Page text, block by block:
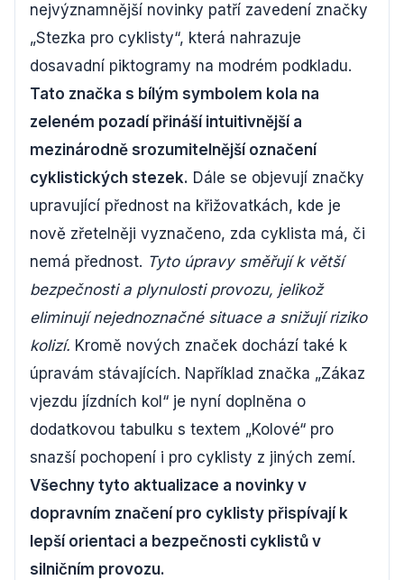
nejvýznamnější novinky patří zavedení značky
„Stezka pro cyklisty“, která nahrazuje
dosavadní piktogramy na modrém podkladu.
Tato značka s bílým symbolem kola na
zeleném pozadí přináší intuitivnější a
mezinárodně srozumitelnější označení
cyklistických stezek. Dále se objevují značky
upravující přednost na křižovatkách, kde je
nově zřetelněji vyznačeno, zda cyklista má, či
nemá přednost. Tyto úpravy směřují k větší
bezpečnosti a plynulosti provozu, jelikož
eliminují nejednoznačné situace a snižují riziko
kolizí. Kromě nových značek dochází také k
úpravám stávajících. Například značka „Zákaz
vjezdu jízdních kol“ je nyní doplněna o
dodatkovou tabulku s textem „Kolové“ pro
snazší pochopení i pro cyklisty z jiných zemí.
Všechny tyto aktualizace a novinky v
dopravním značení pro cyklisty přispívají k
lepší orientaci a bezpečnosti cyklistů v
silničním provozu.